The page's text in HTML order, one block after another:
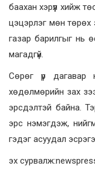
баахан хэрүүл хийж
цэцэрлэг мөн төрөх
газар барилгыг нь
магадгүй.
Сөрөг үр
хөдөлмөрийн зах
эрсдэлтэй байна.
эрс нэмэгдэж,
гэдэг асуудал
эх